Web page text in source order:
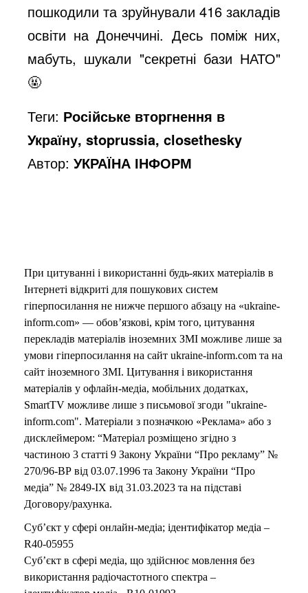
пошкодили та зруйнували 416 закладів
освіти на Донеччині. Десь поміж них,
мабуть, шукали "секретні бази НАТО"
🤬
Теги: Російське вторгнення в
Україну, stoprussia, closethesky
Автор:УКРАЇНА ІНФОРМ
При цитуванні і використанні будь-яких матеріалів в
Інтернеті відкриті для пошукових систем
гіперпосилання не нижче першого абзацу на «ukraine-
inform.com» — обов’язкові, крім того, цитування
перекладів матеріалів іноземних ЗМІ можливе лише за
умови гіперпосилання на сайт ukraine-inform.com та на
сайт іноземного ЗМІ. Цитування і використання
матеріалів у офлайн-медіа, мобільних додатках,
SmartTV можливе лише з письмової згоди "ukraine-
inform.com". Матеріали з позначкою «Реклама» або з
дисклеймером: “Матеріал розміщено згідно з
частиною 3 статті 9 Закону України “Про рекламу” №
270/96-ВР від 03.07.1996 та Закону України “Про
медіа” № 2849-IX від 31.03.2023 та на підставі
Договору/рахунка.
Суб’єкт у сфері онлайн-медіа; ідентифікатор медіа –
R40-05955
Суб’єкт в сфері медіа, що здійснює мовлення без
використання радіочастотного спектра –